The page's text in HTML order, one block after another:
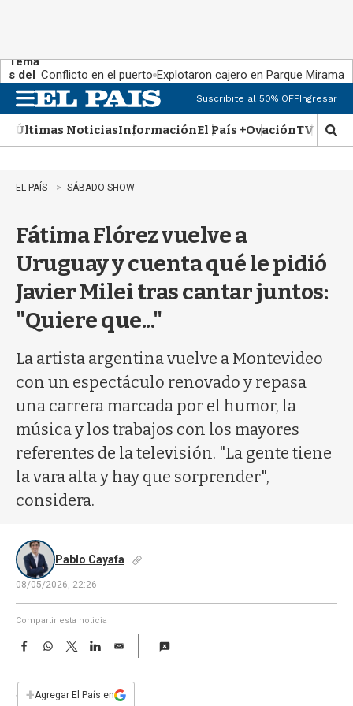
Tema
s del
día:
Conflicto en el puerto Explotaron cajero en Parque Miramar
n
u
Suscribite al 50% OFFIngresar
Últimas NoticiasInformaciónEl País +OvaciónTV Show
M
o
EL PAÍS SÁBADO SHOW
Fátima Flórez vuelve a
Uruguay y cuenta qué le pidió
Javier Milei tras cantar juntos:
"Quiere que..."
La artista argentina vuelve a Montevideo
con un espectáculo renovado y repasa
una carrera marcada por el humor, la
música y los trabajos con los mayores
referentes de la televisión. "La gente tiene
la vara alta y hay que sorprender",
considera.
Pablo Cayafa
08/05/2026, 22:26
Compartir esta noticia
F
e
W
T
w
t
L
E
i
+Agregar El País en